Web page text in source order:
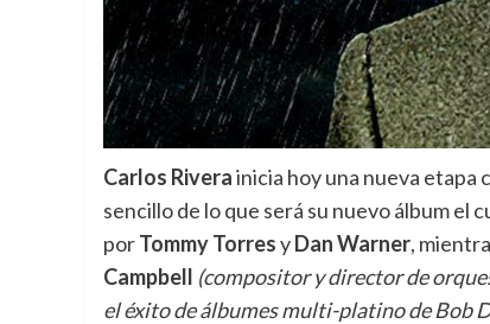
Carlos Riverainicia hoy una nueva etapa
sencillo de lo que será su nuevo álbum el
porTommy TorresyDan Warner,
Campbell (compositor y director de
el éxito de álbumes multi-platino de Bob